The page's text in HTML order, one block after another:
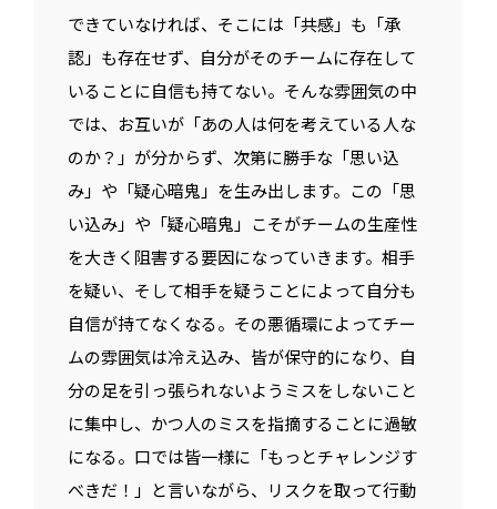
できていなければ、そこには「共感」も「承
認」も存在せず、自分がそのチームに存在して
いることに自信も持てない。そんな雰囲気の中
では、お互いが「あの人は何を考えている人な
のか？」が分からず、次第に勝手な「思い込
み」や「疑心暗鬼」を生み出します。この「思
い込み」や「疑心暗鬼」こそがチームの生産性
を大きく阻害する要因になっていきます。相手
を疑い、そして相手を疑うことによって自分も
自信が持てなくなる。その悪循環によってチー
ムの雰囲気は冷え込み、皆が保守的になり、自
分の足を引っ張られないようミスをしないこと
に集中し、かつ人のミスを指摘することに過敏
になる。口では皆一様に「もっとチャレンジす
べきだ！」と言いながら、リスクを取って行動